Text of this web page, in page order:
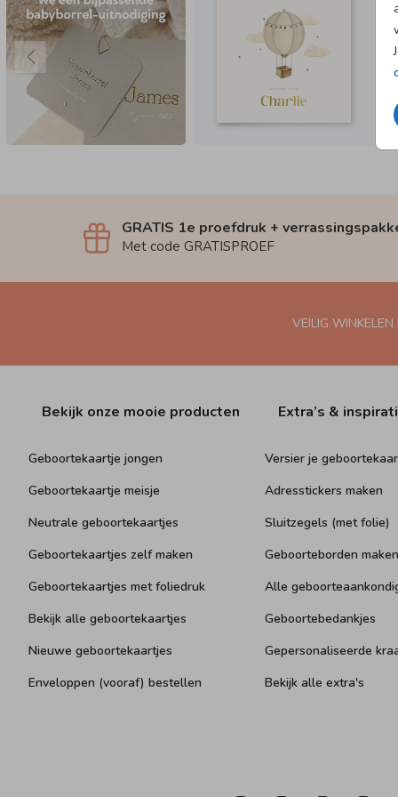
GRATIS 1e proefdruk +
Met code GRATISPROEF
VEILIG WINKELEN
Bekijk onze mooie producten
Geboortekaartje jongen
Geboortekaartje meisje
Neutrale geboortekaartjes
Geboortekaartjes zelf maken
Geboortekaartjes met foliedruk
Bekijk alle geboortekaartjes
Nieuwe geboortekaartjes
Enveloppen (vooraf) bestellen
Extra’s &
Versier je
Adresstickers maken
Sluitzegels (met folie)
Geboorteborden maken
Alle
Geboortebedankjes
Gepersonaliseerde
Bekijk alle extra's